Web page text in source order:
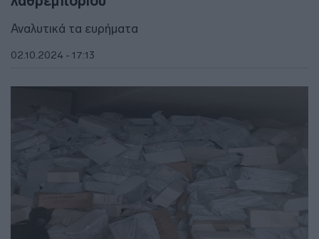
Αναλυτικά τα ευρήματα
02.10.2024 - 17:13